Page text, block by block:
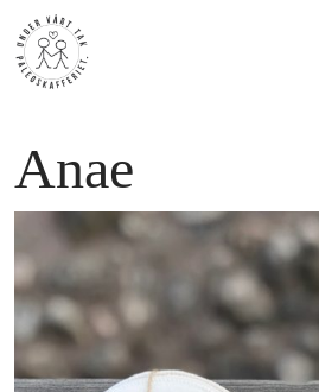
innehåll
Anae